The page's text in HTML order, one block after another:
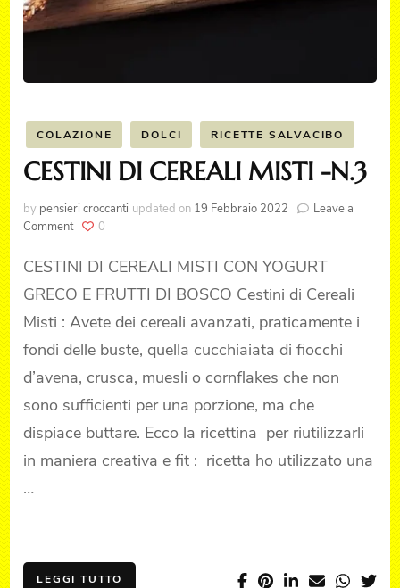
COLAZIONE DOLCI RICETTE SALVACIBO
CESTINI DI CEREALI MISTI -N.3
by pensieri croccanti updated on 19 Febbraio 2022
Leave a
Commenton
DI
MISTI
-
N.3
0
CESTINI DI CEREALI MISTI CON YOGURT
GRECO E FRUTTI DI BOSCO Cestini di Cereali
Misti : Avete dei cereali avanzati, praticamente i
fondi delle buste, quella cucchiaiata di fiocchi
d’avena, crusca, muesli o cornflakes che non
sono sufficienti per una porzione, ma che
dispiace buttare. Ecco la ricettina per riutilizzarli
in maniera creativa e fit : ricetta ho utilizzato una
…
LEGGI TUTTO